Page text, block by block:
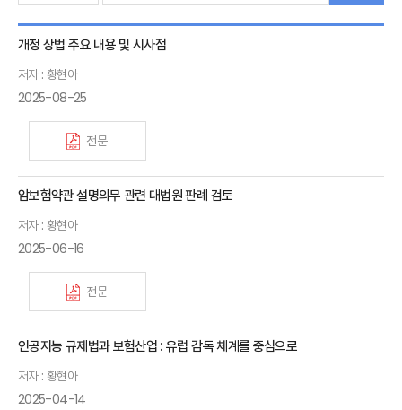
개정 상법 주요 내용 및 시사점
저자 : 황현아
2025-08-25
전문
암보험약관 설명의무 관련 대법원 판례 검토
저자 : 황현아
2025-06-16
전문
인공지능 규제법과 보험산업 : 유럽 감독 체계를 중심으로
저자 : 황현아
2025-04-14